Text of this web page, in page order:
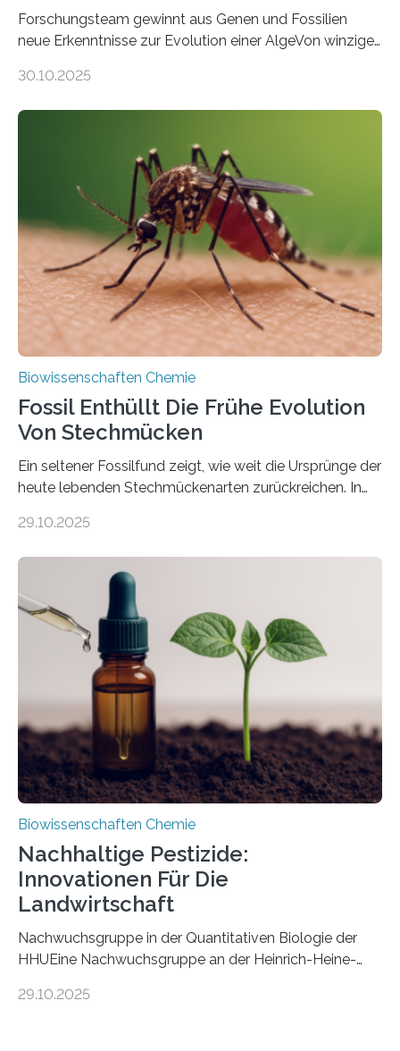
Forschungsteam gewinnt aus Genen und Fossilien
neue Erkenntnisse zur Evolution einer AlgeVon winzigen
Landpflanzen zählen zu den komplexesten
Grünalgen, die vor Hunderten von Millionen Jahren
lebten. Unter den Vorfahren sticht eine Gruppe heraus,
die noch heute in der Natur vorkommt: die
Süßwasseralge Coleochaetophyceae. Einige Arten
dieser Gruppe bilden aus Zellfäden dichte Geflechte
mit scheibenförmiger Gestalt. Was auffällig ist: Die
nächsten…
30.10.2025
Biowissenschaften Chemie
Fossil Enthüllt Die Frühe Evolution
Von Stechmücken
Ein seltener Fossilfund zeigt, wie weit die Ursprünge der
heute lebenden Stechmückenarten zurückreichen. In
Forschende die bisher älteste bekannte Stechmücken-
Region Kachin in Myanmar und hat sich in
ausgezeichnetem Zustand erhalten. Es konnte als neue
Art einer neuen Gattung beschrieben werden und trägt
nun den Namen Cretosabethes primaevus. Dieser erste
fossile Nachweis einer Stechmückenlarve in Bernstein
stellt gleichzeitig den ersten Fossilfund einer
Mückenlarve aus dem Mesozoikum dar, denn…
29.10.2025
Biowissenschaften Chemie
Nachhaltige Pestizide:
Innovationen Für Die
Landwirtschaft
Nachwuchsgruppe in der Quantitativen Biologie der
HHUEine Nachwuchsgruppe an der Heinrich-Heine-
fünf Jahren erforschen, wie Bakterien auf
29.10.2025